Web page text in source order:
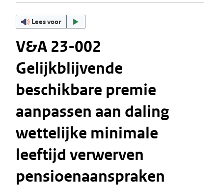
Lees voor
V&A 23-002
Gelijkblijvende
beschikbare premie
aanpassen aan daling
wettelijke minimale
leeftijd verwerven
pensioenaanspraken